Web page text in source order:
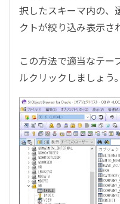
択したスキーマ内の、
クトが絞り込み表示さ
この方法で適当なテー
ルクリックしましょう。